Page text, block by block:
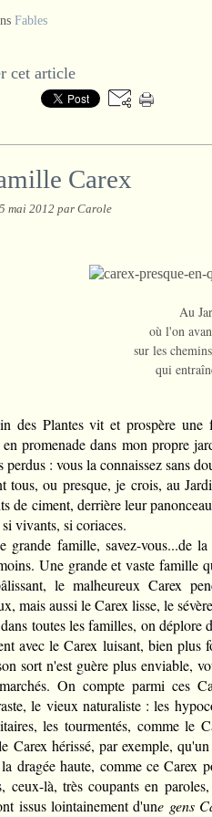
Fables
cet article
Carex
5 mai 2012 par Carole
Au
où l'on
sur les
qui
des Plantes vit et prospère une
en promenade dans mon propre
perdus : vous la connaissez sans
tous, ou presque, je crois, au
de ciment, derrière leur
vivants, si coriaces.
grande famille, savez-vous...de
Une grande et vaste famille
le malheureux Carex
mais aussi le Carex lisse, le
toutes les familles, on déplore
avec le Carex luisant, bien
sort n'est guère plus enviable,
On compte parmi ces
le vieux naturaliste : les
les tourmentés, comme le
Carex hérissé, par exemple,
dragée haute, comme ce Carex
ceux-là, très coupants en
issus lointainement d'une gens